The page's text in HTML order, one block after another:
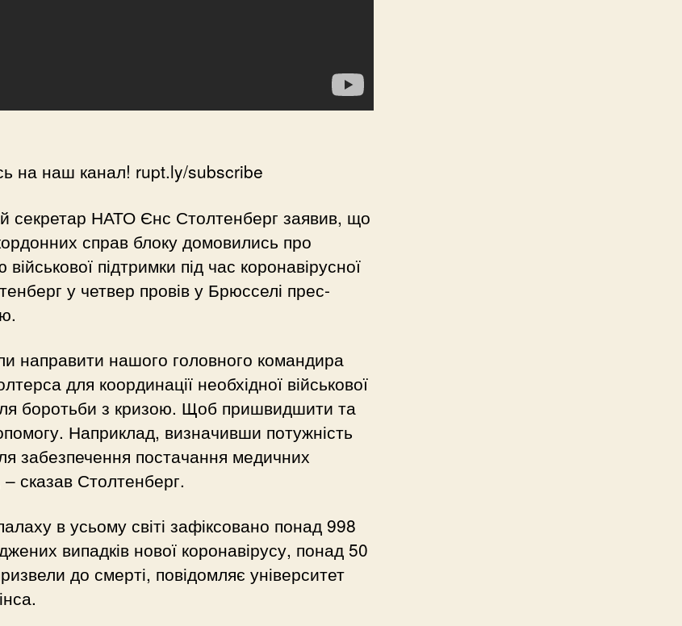
на наш канал! rupt.ly/subscribe
секретар НАТО Єнс Столтенберг заявив, що
справ блоку домовились про
підтримки під час коронавірусної
у четвер провів у Брюсселі прес-
направити нашого головного командира
для координації необхідної військової
боротьби з кризою. Щоб пришвидшити та
Наприклад, визначивши потужність
забезпечення постачання медичних
– сказав Столтенберг.
в усьому світі зафіксовано понад 998
випадків нової коронавірусу, понад 50
до смерті, повідомляє університет